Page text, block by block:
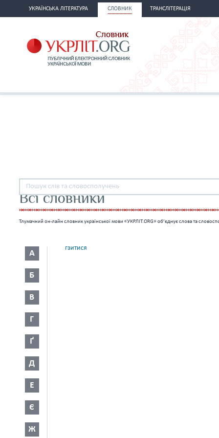
УКРАЇНСЬКА ЛІТЕРАТУРА СЛОВНИК ТРАНСЛІТЕРАЦІЯ
Всі словники
Тлумачний он-лайн словник української мови «УКРЛІТ.ORG» об’єднує слова та
А
Б
В
Г
Ґ
Д
Е
Є
Ж
гзитися